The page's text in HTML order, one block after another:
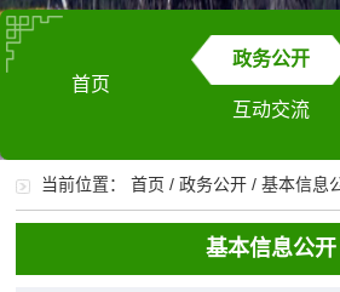
首页
政务公开
互动交流
当前位置：首页 /政务公开 /基本信息
基本信息公开